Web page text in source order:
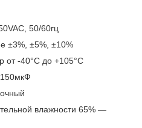
50/60гц
±3%, ±5%, ±10%
от -40°С до +105°С
влажности 65% ―